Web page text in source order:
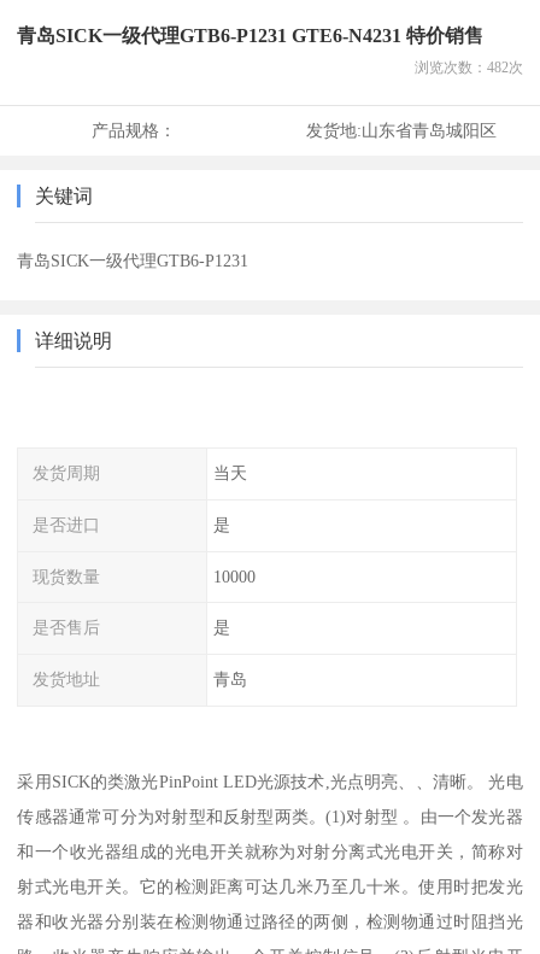
青岛SICK一级代理GTB6-P1231 GTE6-N4231 特价销售
浏览次数： 482次
产品规格： 发货地:山东省青岛城阳区
关键词
青岛SICK一级代理GTB6-P1231
详细说明
发货周期 当天
是否进口 是
现货数量 10000
是否售后 是
发货地址 青岛
采用SICK的类激光PinPoint LED光源技术,光点明亮、、清晰。 光电
传感器通常可分为对射型和反射型两类。(1)对射型 。由一个发光器
和一个收光器组成的光电开关就称为对射分离式光电开关，简称对
射式光电开关。它的检测距离可达几米乃至几十米。使用时把发光
器和收光器分别装在检测物通过路径的两侧，检测物通过时阻挡光